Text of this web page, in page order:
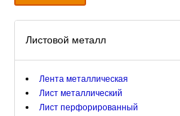
Листовой металл
Лента металлическая
Лист металлический
Лист перфорированный